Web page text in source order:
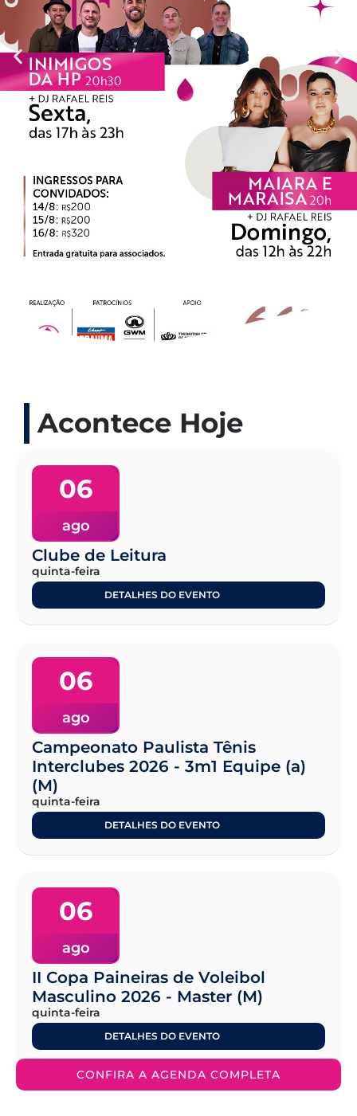
Acontece Hoje
06
ago
Clube de Leitura
quinta-feira
DETALHES DO EVENTO
06
ago
Campeonato Paulista Tênis
Interclubes 2026 - 3m1 Equipe (a)
(M)
quinta-feira
DETALHES DO EVENTO
06
ago
II Copa Paineiras de Voleibol
Masculino 2026 - Master (M)
quinta-feira
DETALHES DO EVENTO
CONFIRA A AGENDA COMPLETA